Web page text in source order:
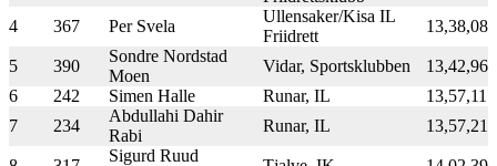
4 367 Per Svela
Ullensaker/Kisa IL
Friidrett
13,38,08
5 390
Sondre Nordstad
Moen
Vidar, Sportsklubben
13,42,96
6
242 Simen Halle Runar, IL
13,57,11
7
234
Abdullahi Dahir
Rabi
Runar, IL 13,57,21
Sigurd Ruud